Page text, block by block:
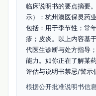
临床说明书的要点摘要
示）：杭州澳医保灵药
包括：用于季节性；常
疹；皮炎。以上内容基
代医生诊断与处方指导
能力。如你正在了解某
评估与说明书禁忌/警示
根据公开批准说明书信